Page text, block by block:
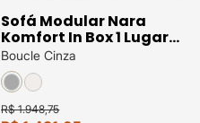
Sofá Modular Nara
Komfort In Box 1 Lugar
Poltrona em
Boucle Cinza
R$ 1.948,75